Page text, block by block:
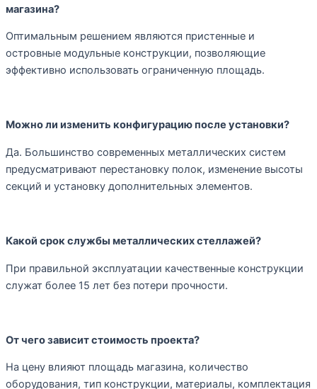
магазина?
Оптимальным решением являются пристенные и
островные модульные конструкции, позволяющие
эффективно использовать ограниченную площадь.
Можно ли изменить конфигурацию после установки?
Да. Большинство современных металлических систем
предусматривают перестановку полок, изменение высоты
секций и установку дополнительных элементов.
Какой срок службы металлических стеллажей?
При правильной эксплуатации качественные конструкции
служат более 15 лет без потери прочности.
От чего зависит стоимость проекта?
На цену влияют площадь магазина, количество
оборудования, тип конструкции, материалы, комплектация